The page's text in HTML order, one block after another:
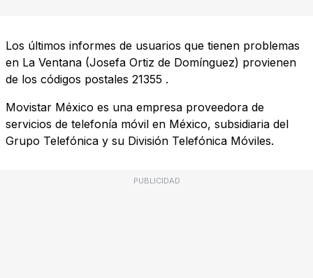
Los últimos informes de usuarios que tienen problemas
en La Ventana (Josefa Ortiz de Domínguez) provienen
de los códigos postales 21355 .
Movistar México es una empresa proveedora de
servicios de telefonía móvil en México, subsidiaria del
Grupo Telefónica y su División Telefónica Móviles.
PUBLICIDAD